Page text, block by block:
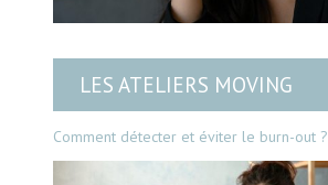
LES ATELIERS MOVING
Comment détecter et éviter le burn-out ?